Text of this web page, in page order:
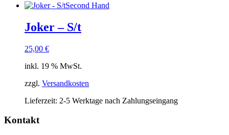
Second Hand
Joker – S/t
25,00 €
inkl. 19 % MwSt.
zzgl. Versandkosten
Lieferzeit: 2-5 Werktage nach Zahlungseingang
Kontakt